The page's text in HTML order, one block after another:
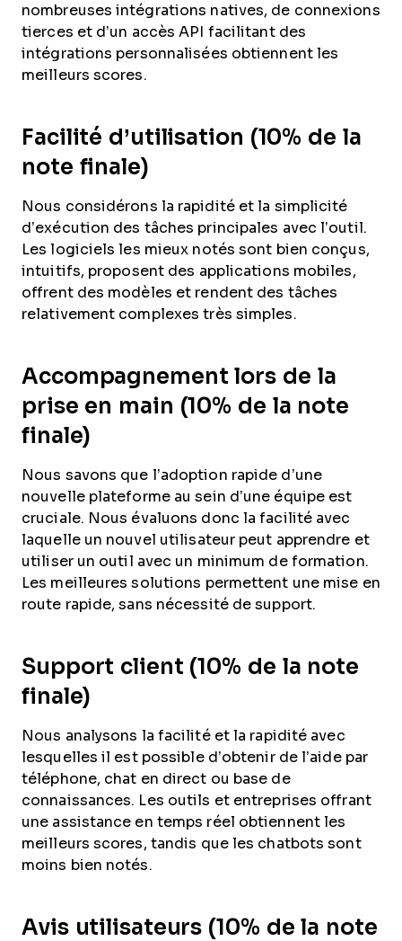
nombreuses intégrations natives, de connexions
tierces et d’un accès API facilitant des
intégrations personnalisées obtiennent les
meilleurs scores.
Facilité d’utilisation (10% de la
note finale)
Nous considérons la rapidité et la simplicité
d’exécution des tâches principales avec l’outil.
Les logiciels les mieux notés sont bien conçus,
intuitifs, proposent des applications mobiles,
offrent des modèles et rendent des tâches
relativement complexes très simples.
Accompagnement lors de la
prise en main (10% de la note
finale)
Nous savons que l’adoption rapide d’une
nouvelle plateforme au sein d’une équipe est
cruciale. Nous évaluons donc la facilité avec
laquelle un nouvel utilisateur peut apprendre et
utiliser un outil avec un minimum de formation.
Les meilleures solutions permettent une mise en
route rapide, sans nécessité de support.
Support client (10% de la note
finale)
Nous analysons la facilité et la rapidité avec
lesquelles il est possible d’obtenir de l’aide par
téléphone, chat en direct ou base de
connaissances. Les outils et entreprises offrant
une assistance en temps réel obtiennent les
meilleurs scores, tandis que les chatbots sont
moins bien notés.
Avis utilisateurs (10% de la note